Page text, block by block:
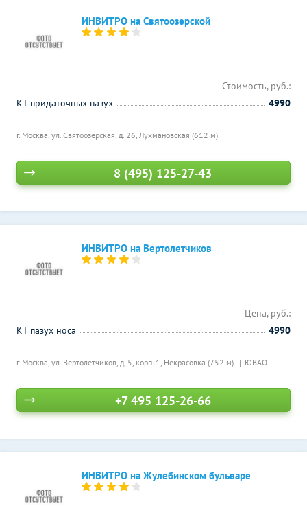
ИНВИТРО на Святоозерской
г. Москва, ул. Святоозерская, д. 26, Лухмановская (612 м)
Стоимость, руб.:
КТ придаточных пазух
4990
8 (495) 125-27-43
ИНВИТРО на Вертолетчиков
г. Москва, ул. Вертолетчиков, д. 5, корп. 1, Некрасовка (752 м) ЮВАО
Цена, руб.:
КТ пазух носа
4990
+7 495 125-26-66
ИНВИТРО на Жулебинском бульваре